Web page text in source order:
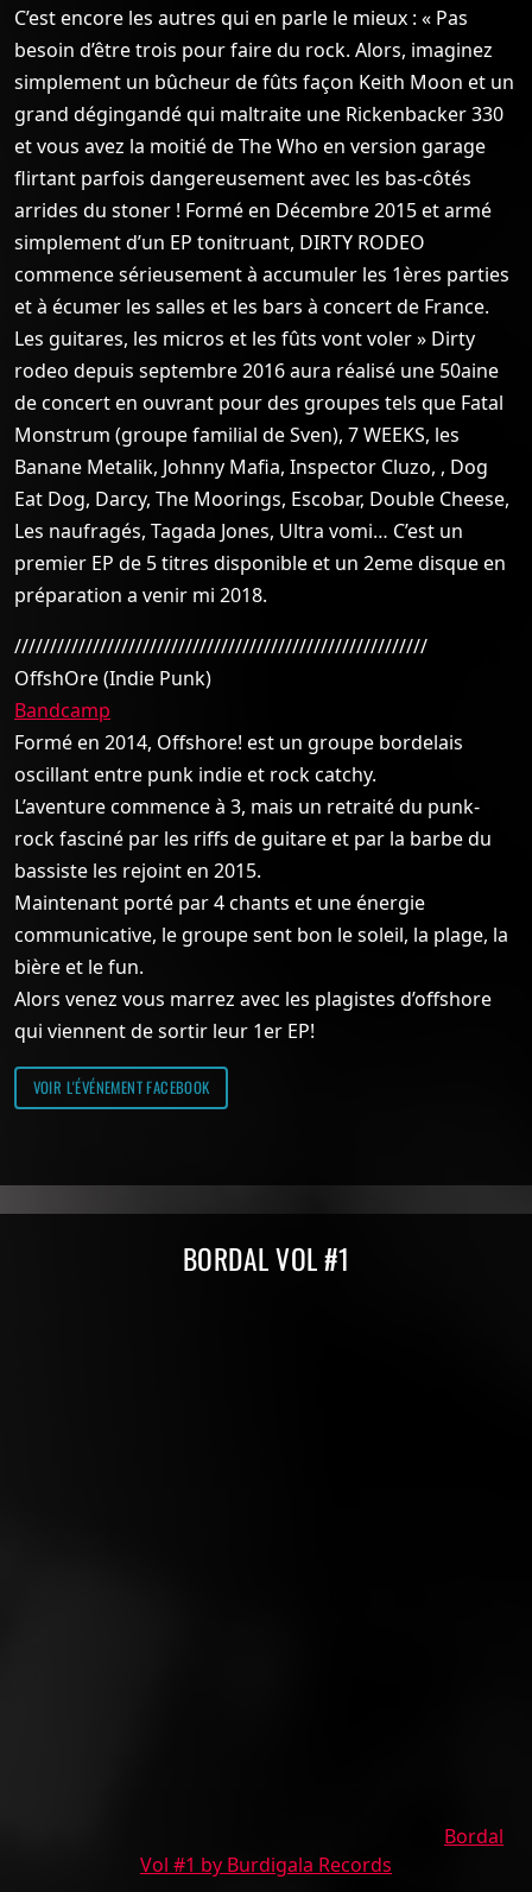
C’est encore les autres qui en parle le mieux : « Pas
besoin d’être trois pour faire du rock. Alors, imaginez
simplement un bûcheur de fûts façon Keith Moon et un
grand dégingandé qui maltraite une Rickenbacker 330
et vous avez la moitié de The Who en version garage
flirtant parfois dangereusement avec les bas-côtés
arrides du stoner ! Formé en Décembre 2015 et armé
simplement d’un EP tonitruant, DIRTY RODEO
commence sérieusement à accumuler les 1ères parties
et à écumer les salles et les bars à concert de France.
Les guitares, les micros et les fûts vont voler » Dirty
rodeo depuis septembre 2016 aura réalisé une 50aine
de concert en ouvrant pour des groupes tels que Fatal
Monstrum (groupe familial de Sven), 7 WEEKS, les
Banane Metalik, Johnny Mafia, Inspector Cluzo, , Dog
Eat Dog, Darcy, The Moorings, Escobar, Double Cheese,
Les naufragés, Tagada Jones, Ultra vomi… C’est un
premier EP de 5 titres disponible et un 2eme disque en
préparation a venir mi 2018.
//////////////////////////////////////////////////////////
OffshOre (Indie Punk)
Bandcamp
Formé en 2014, Offshore! est un groupe bordelais
oscillant entre punk indie et rock catchy.
L’aventure commence à 3, mais un retraité du punk-
rock fasciné par les riffs de guitare et par la barbe du
bassiste les rejoint en 2015.
Maintenant porté par 4 chants et une énergie
communicative, le groupe sent bon le soleil, la plage, la
bière et le fun.
Alors venez vous marrez avec les plagistes d’offshore
qui viennent de sortir leur 1er EP!
VOIR L'ÉVÉNEMENT FACEBOOK
BORDAL VOL #1
Bordal
Vol #1 by Burdigala Records